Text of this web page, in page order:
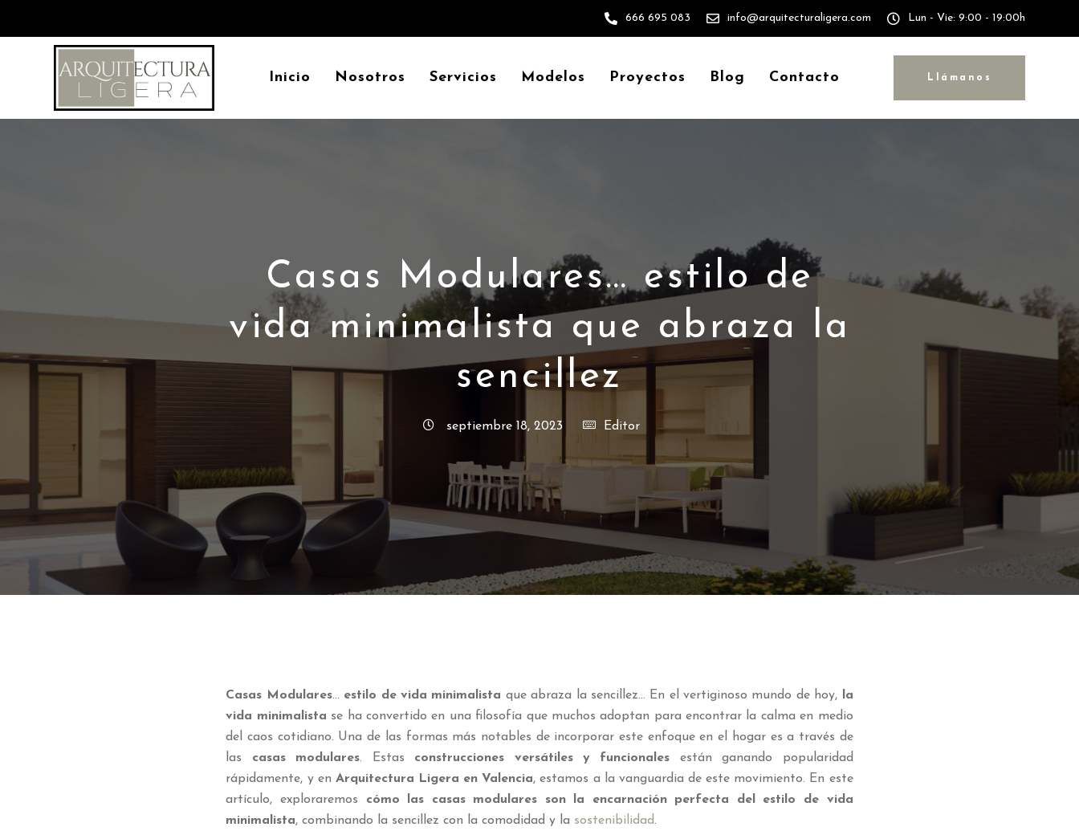
666 695 083 info@arquitecturaligera.com Lun - Vie: 9:00 - 19:00h
Inicio Nosotros Servicios Modelos Proyectos Blog Contacto Llámanos
Casas Modulares… estilo de
vida minimalista que abraza la
sencillez
septiembre 18, 2023 Editor
Casas Modulares… estilo de vida minimalista que abraza la sencillez… En el vertiginoso mundo de hoy, la
vida minimalista se ha convertido en una filosofía que muchos adoptan para encontrar la calma en medio
del caos cotidiano. Una de las formas más notables de incorporar este enfoque en el hogar es a través de
las casas modulares. Estas construcciones versátiles y funcionales están ganando popularidad
rápidamente, y en Arquitectura Ligera en Valencia, estamos a la vanguardia de este movimiento. En este
artículo, exploraremos cómo las casas modulares son la encarnación perfecta del estilo de vida
minimalista, combinando la sencillez con la comodidad y la sostenibilidad.